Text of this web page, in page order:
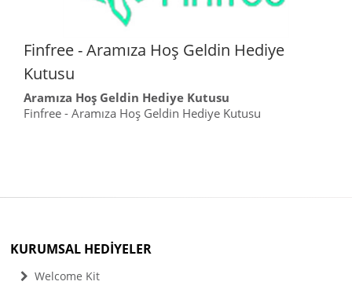
Finfree - Aramıza Hoş Geldin Hediye
Kutusu
Aramıza Hoş Geldin Hediye Kutusu
Finfree - Aramıza Hoş Geldin Hediye Kutusu
KURUMSAL HEDİYELER
Welcome Kit